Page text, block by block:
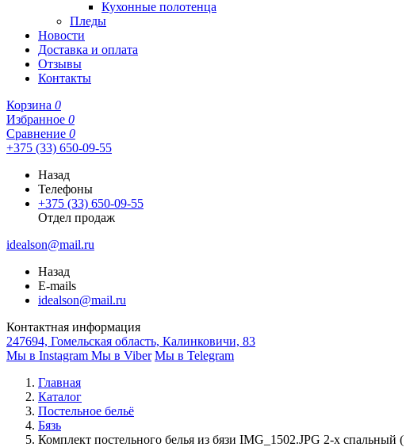
Кухонные полотенца
Пледы
Новости
Доставка и оплата
Отзывы
Контакты
Корзина 0
Избранное 0
Сравнение 0
+375 (33) 650-09-55
Назад
Телефоны
+375 (33) 650-09-55
Отдел продаж
idealson@mail.ru
Назад
E-mails
idealson@mail.ru
Контактная информация
247694, Гомельская область, Калинковичи, 83
Мы в Instagram Мы в Viber Мы в Telegram
Главная
Каталог
Постельное бельё
Бязь
Комплект постельного белья из бязи IMG_1502.JPG 2-х